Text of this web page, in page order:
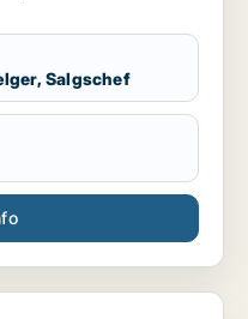
job hos jer, er, at jeg
fejedreng eller
arbejdsmarkedet
før så kender det
skole
før men vil gerne finde
Salgschef